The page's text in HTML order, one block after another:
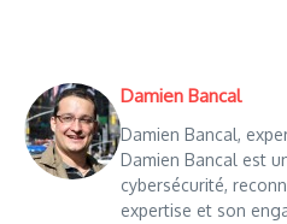
Damien Bancal
Damien Bancal,
Damien Bancal est
cybersécurité,
expertise et son